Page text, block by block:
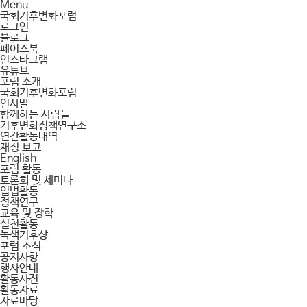
Menu
국회기후변화포럼
로그인
블로그
페이스북
인스타그램
유튜브
포럼 소개
국회기후변화포럼
인사말
함께하는 사람들
기후변화정책연구소
연간활동내역
재정 보고
English
포럼 활동
토론회 및 세미나
입법활동
정책연구
교육 및 장학
실천활동
녹색기후상
포럼 소식
공지사항
행사안내
활동사진
활동자료
자료마당